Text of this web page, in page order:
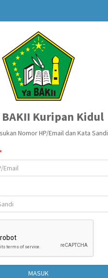
BAKII Kuripan Kidul
Nomor HP/Email dan Kata Sandi
MASUK